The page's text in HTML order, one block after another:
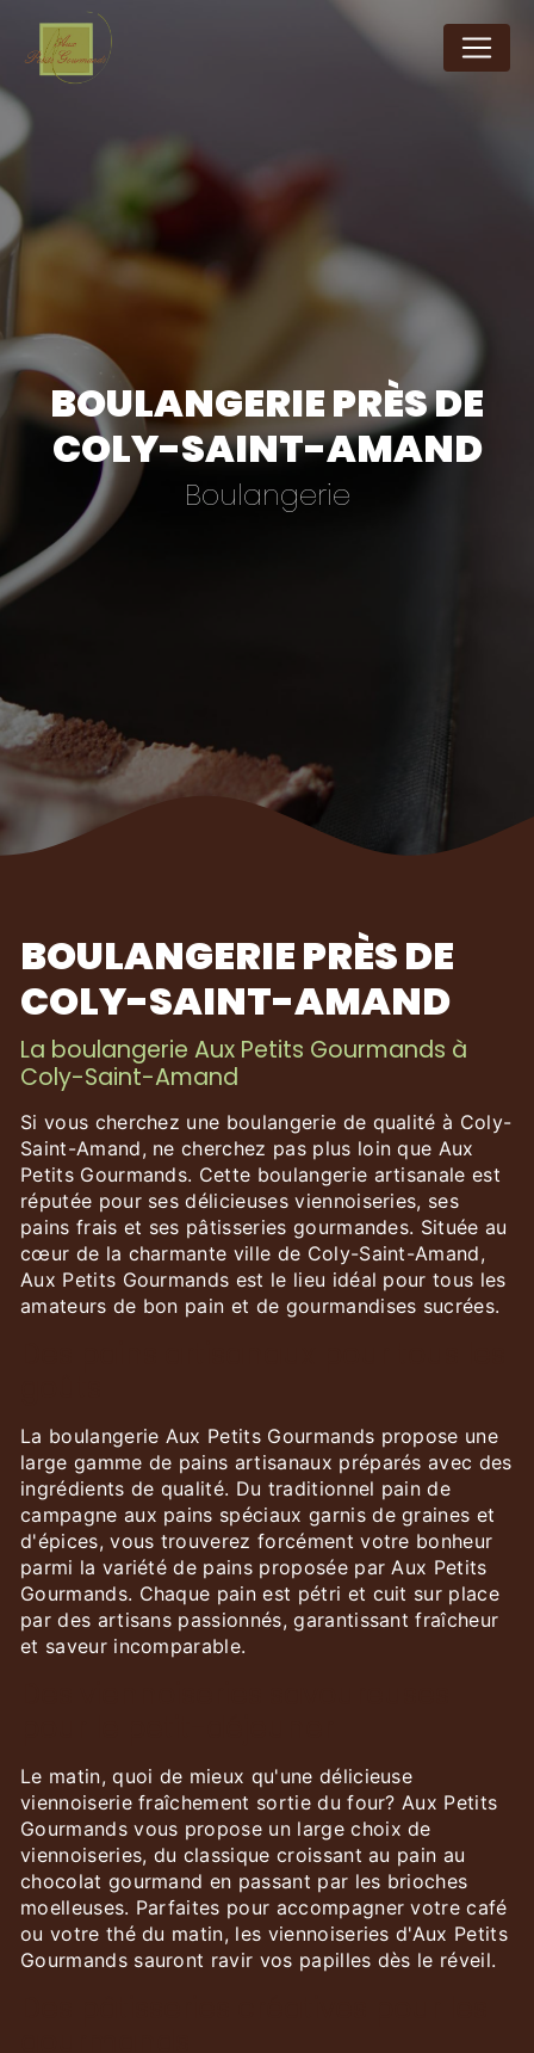
BOULANGERIE PRÈS DE
COLY-SAINT-AMAND
Boulangerie
BOULANGERIE PRÈS DE
COLY-SAINT-AMAND
La boulangerie Aux Petits Gourmands à
Coly-Saint-Amand
Si vous cherchez une boulangerie de qualité à Coly-
Saint-Amand, ne cherchez pas plus loin que Aux
Petits Gourmands. Cette boulangerie artisanale est
réputée pour ses délicieuses viennoiseries, ses
pains frais et ses pâtisseries gourmandes. Située au
cœur de la charmante ville de Coly-Saint-Amand,
Aux Petits Gourmands est le lieu idéal pour tous les
amateurs de bon pain et de gourmandises sucrées.
La boulangerie Aux Petits Gourmands propose une
large gamme de pains artisanaux préparés avec des
ingrédients de qualité. Du traditionnel pain de
campagne aux pains spéciaux garnis de graines et
d'épices, vous trouverez forcément votre bonheur
parmi la variété de pains proposée par Aux Petits
Gourmands. Chaque pain est pétri et cuit sur place
par des artisans passionnés, garantissant fraîcheur
et saveur incomparable.
Le matin, quoi de mieux qu'une délicieuse
viennoiserie fraîchement sortie du four? Aux Petits
Gourmands vous propose un large choix de
viennoiseries, du classique croissant au pain au
chocolat gourmand en passant par les brioches
moelleuses. Parfaites pour accompagner votre café
ou votre thé du matin, les viennoiseries d'Aux Petits
Gourmands sauront ravir vos papilles dès le réveil.
Panneau de gestion des cookies